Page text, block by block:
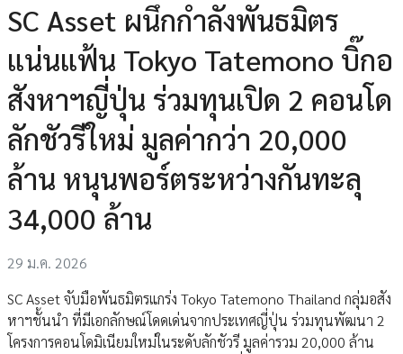
SC Asset ผนึกกำลังพันธมิตร
แน่นแฟ้น Tokyo Tatemono บิ๊กอ
สังหาฯญี่ปุ่น ร่วมทุนเปิด 2 คอนโด
ลักชัวรีใหม่ มูลค่ากว่า 20,000
ล้าน หนุนพอร์ตระหว่างกันทะลุ
34,000 ล้าน
29 ม.ค. 2026
SC Asset จับมือพันธมิตรแกร่ง Tokyo Tatemono Thailand กลุ่มอสัง
หาฯชั้นนำ ที่มีเอกลักษณ์โดดเด่นจากประเทศญี่ปุ่น ร่วมทุนพัฒนา 2
โครงการคอนโดมิเนียมใหม่ในระดับลักชัวรี มูลค่ารวม 20,000 ล้าน